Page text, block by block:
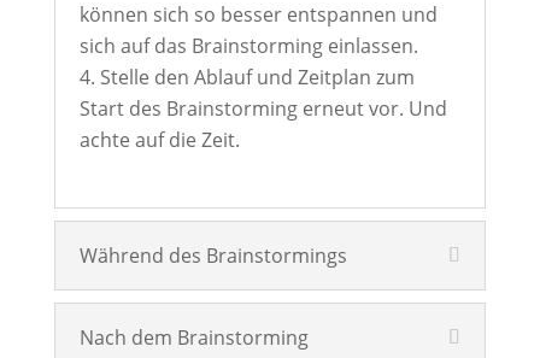
können sich so besser entspannen und
sich auf das Brainstorming einlassen.
Stelle den Ablauf und Zeitplan zum
Start des Brainstorming erneut vor. Und
achte auf die Zeit.
Während des Brainstormings
Nach dem Brainstorming